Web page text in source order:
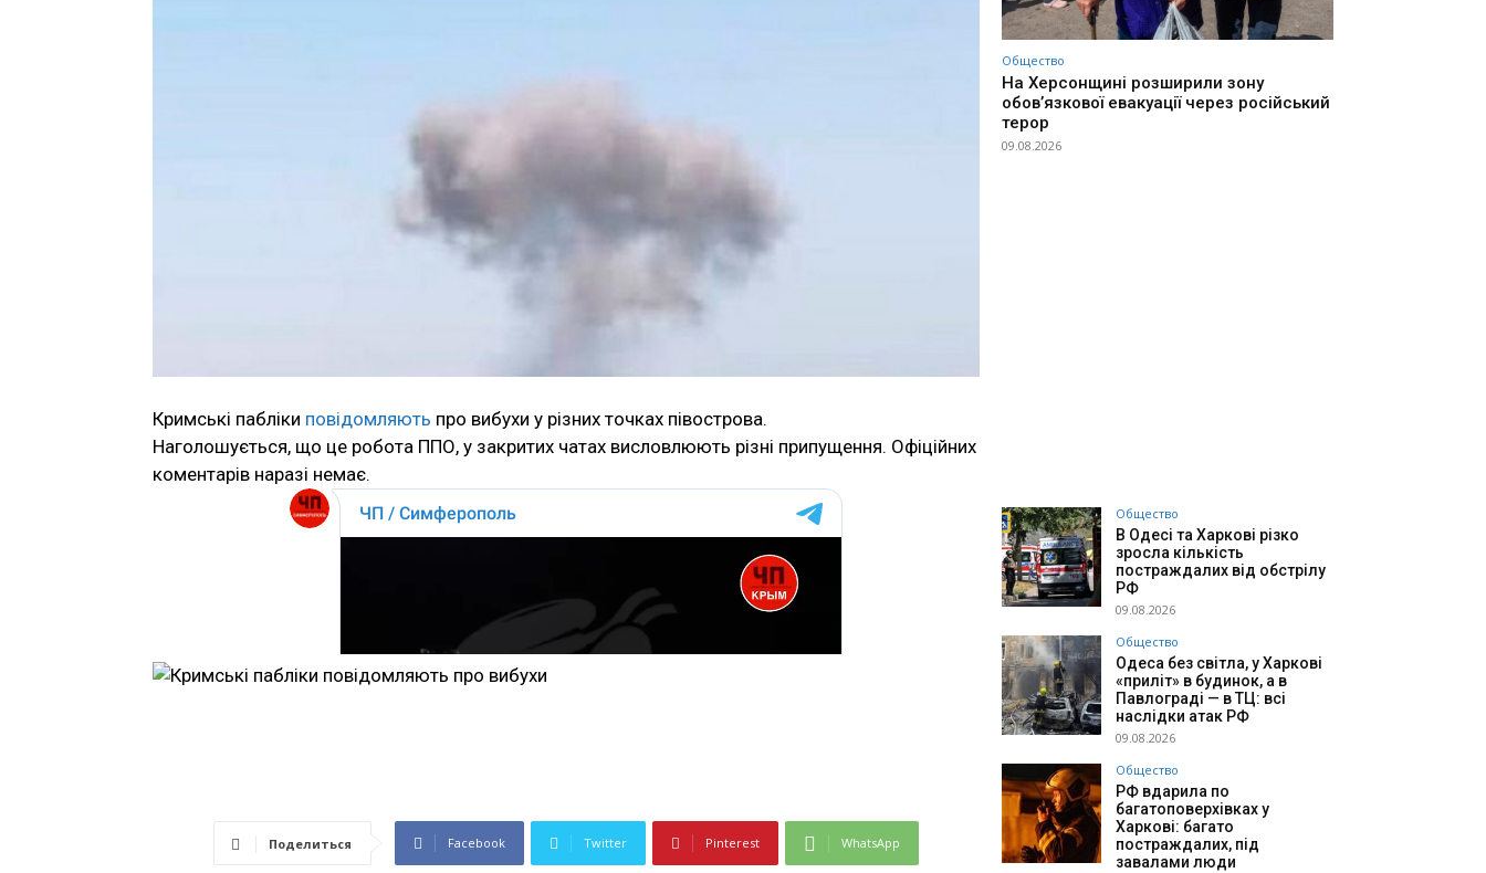
Кримські пабліки повідомляють про вибухи у різних точках півострова.
Наголошується, що це робота ППО, у закритих чатах висловлюють різні припущення. Офіційних
коментарів наразі немає.
Поделиться Facebook Twitter Pinterest WhatsApp
Общество
На Херсонщині розширили зону
обов’язкової евакуації через російський
терор
09.08.2026
Общество
В Одесі та Харкові різко
зросла кількість
постраждалих від обстрілу
РФ
09.08.2026
Общество
Одеса без світла, у Харкові
«приліт» в будинок, а в
Павлограді — в ТЦ: всі
наслідки атак РФ
09.08.2026
Общество
РФ вдарила по
багатоповерхівках у
Харкові: багато
постраждалих, під
завалами люди